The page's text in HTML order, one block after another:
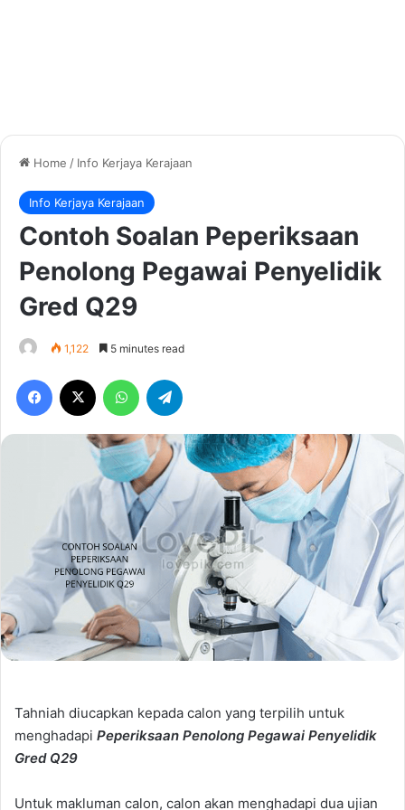
Home / Info Kerjaya Kerajaan
Info Kerjaya Kerajaan
Contoh Soalan Peperiksaan
Penolong Pegawai Penyelidik
Gred Q29
1,122 5 minutes read
Facebook WhatsApp
Tahniah diucapkan kepada calon yang terpilih untuk
menghadapi Peperiksaan Penolong Pegawai Penyelidik
Gred Q29
Untuk makluman calon, calon akan menghadapi dua ujian